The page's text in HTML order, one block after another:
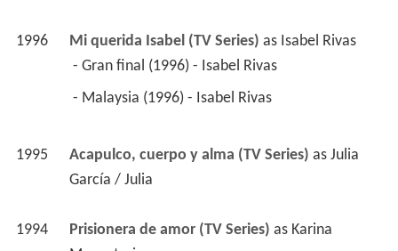
1996 Mi querida Isabel (TV Series) as Isabel Rivas
- Gran final (1996) - Isabel Rivas
- Malaysia (1996) - Isabel Rivas
1995 Acapulco, cuerpo y alma (TV Series) as Julia
García / Julia
1994 Prisionera de amor (TV Series) as Karina